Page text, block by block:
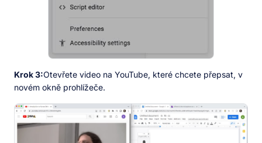
Krok 3:Otevřete video na YouTube, které chcete přepsat, v
novém okně prohlížeče.